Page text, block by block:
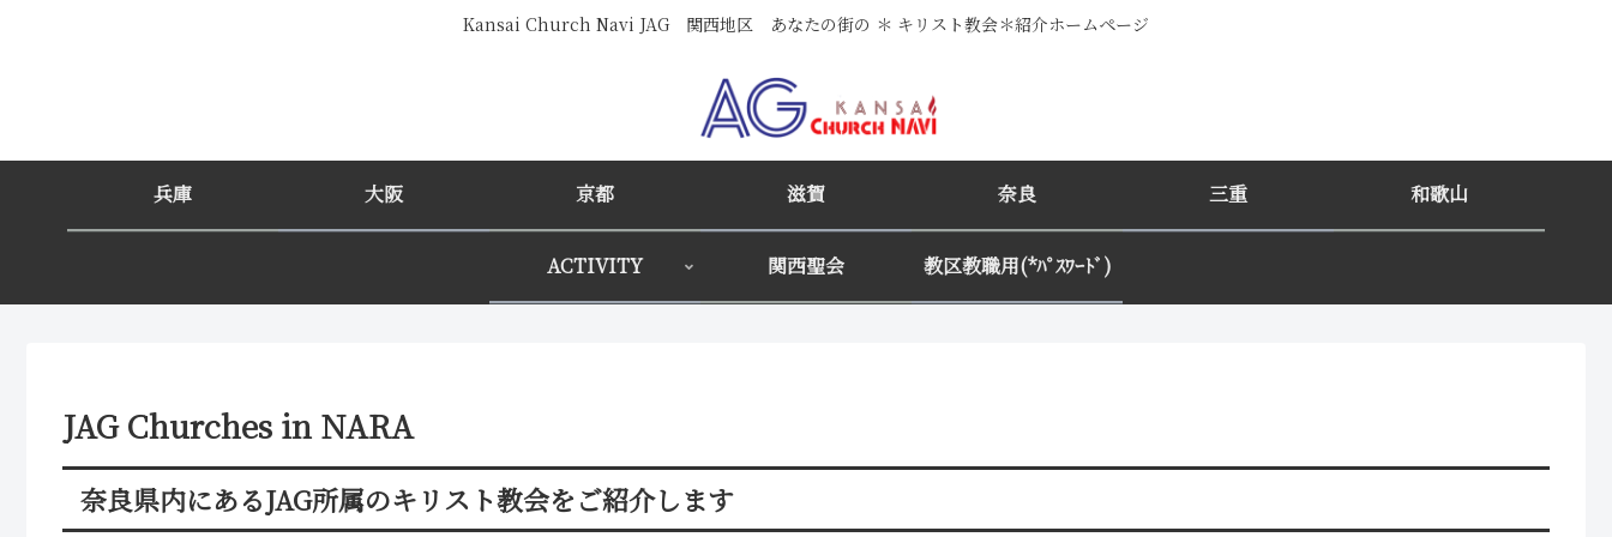
Kansai Church Navi JAG 関西地区 あなたの街の ＊ キリスト教会＊紹介ホームページ
兵庫 大阪 京都 滋賀 奈良 三重 和歌山
ACTIVITY 関西聖会 教区教職用(*ﾊﾟｽﾜｰﾄﾞ)
JAG Churches in NARA
奈良県内にあるJAG所属のキリスト教会をご紹介します